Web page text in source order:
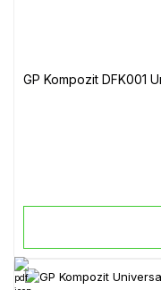
GP Kompozit DFK001